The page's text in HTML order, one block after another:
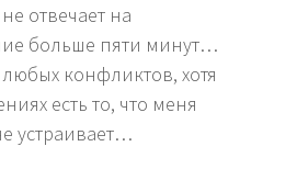
отвечает на
больше пяти минут…
конфликтов, хотя
есть то, что меня
устраивает…